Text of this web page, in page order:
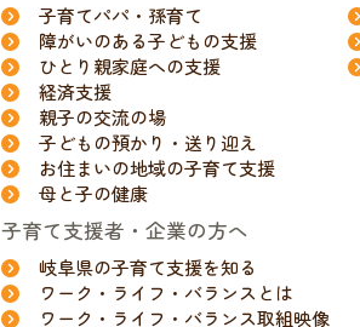
子育てパパ・孫育て
障がいのある子どもの支援
ひとり親家庭への支援
経済支援
親子の交流の場
子どもの預かり・送り迎え
お住まいの地域の子育て支援
母と子の健康
子育て支援者・企業の方へ
岐阜県の子育て支援を知る
ワーク・ライフ・バランスとは
ワーク・ライフ・バランス取組映像